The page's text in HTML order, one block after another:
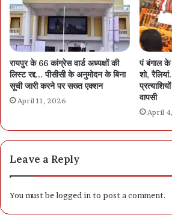
ऐसा नहीं कि डा. रमन घर में बैठे हैं… तीन दिन से
भाजपा के लोग भले ही सभापति के प्रोटोकाल और
लेकिन हकीकत ये है कि डा. रमन स्वस्थ महसूस करने
रायपुर के 66 कांग्रेस वार्ड अध्यक्षों की
लिस्ट रद्द… पीसीसी के अनुमोदन के बिना
सूची जारी करने पर सख्त एक्शन
April 11, 2026
पं बंगाल के
शो,
वापसी
April
Leave a Reply
You must belogged in to post a comment.